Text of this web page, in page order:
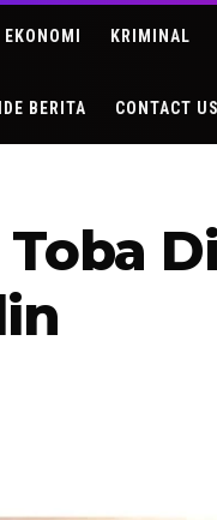
EKONOMI KRIMINAL
IDE BERITA CONTACT US